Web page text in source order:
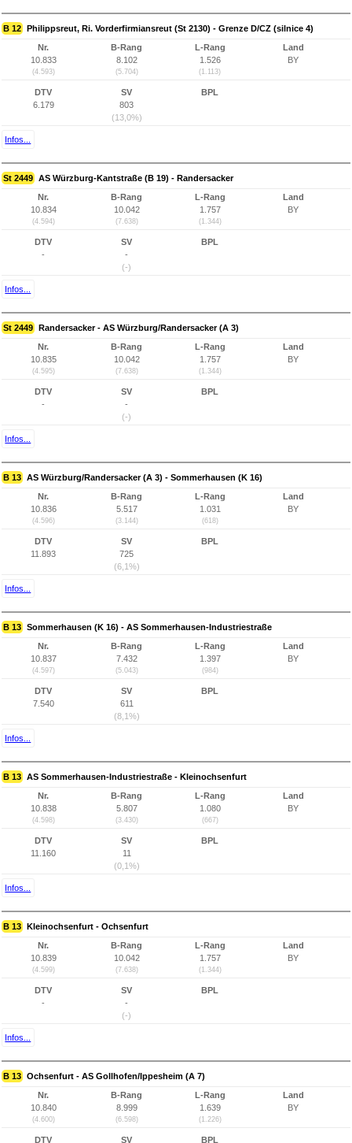
B 12 Philippsreut, Ri. Vorderfirmiansreut (St 2130) - Grenze D/CZ (silnice 4)
Nr.
10.833
(4.593)
B-Rang
8.102
(5.704)
L-Rang
1.526
(1.113)
Land
BY
DTV
6.179
SV
803
(13,0%)
BPL
Infos...
St 2449 AS Würzburg-Kantstraße (B 19) - Randersacker
Nr.
10.834
(4.594)
B-Rang
10.042
(7.638)
L-Rang
1.757
(1.344)
Land
BY
DTV
-
SV
-
(-)
BPL
Infos...
St 2449 Randersacker - AS Würzburg/Randersacker (A 3)
Nr.
10.835
(4.595)
B-Rang
10.042
(7.638)
L-Rang
1.757
(1.344)
Land
BY
DTV
-
SV
-
(-)
BPL
Infos...
B 13 AS Würzburg/Randersacker (A 3) - Sommerhausen (K 16)
Nr.
10.836
(4.596)
B-Rang
5.517
(3.144)
L-Rang
1.031
(618)
Land
BY
DTV
11.893
SV
725
(6,1%)
BPL
Infos...
B 13 Sommerhausen (K 16) - AS Sommerhausen-Industriestraße
Nr.
10.837
(4.597)
B-Rang
7.432
(5.043)
L-Rang
1.397
(984)
Land
BY
DTV
7.540
SV
611
(8,1%)
BPL
Infos...
B 13 AS Sommerhausen-Industriestraße - Kleinochsenfurt
Nr.
10.838
(4.598)
B-Rang
5.807
(3.430)
L-Rang
1.080
(667)
Land
BY
DTV
11.160
SV
11
(0,1%)
BPL
Infos...
B 13 Kleinochsenfurt - Ochsenfurt
Nr.
10.839
(4.599)
B-Rang
10.042
(7.638)
L-Rang
1.757
(1.344)
Land
BY
DTV
-
SV
-
(-)
BPL
Infos...
B 13 Ochsenfurt - AS Gollhofen/Ippesheim (A 7)
Nr.
10.840
(4.600)
B-Rang
8.999
(6.598)
L-Rang
1.639
(1.226)
Land
BY
DTV
SV
BPL